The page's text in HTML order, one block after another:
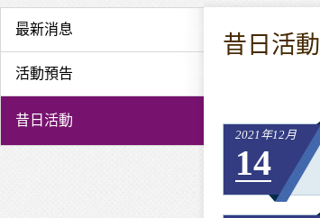
活
動
及
消
最新消息
活動預告
昔日活動
昔日活動
2021年12月
14